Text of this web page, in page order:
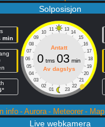
Solposisjon
min
11 13
10
14
09
15
08
16
07
17
06
18
05
19
04
20
03
21
02
22
01 23
Antatt
0 tms 03 min
Av dagslys
info- Aurora - Meteorer - Map
Live webkamera